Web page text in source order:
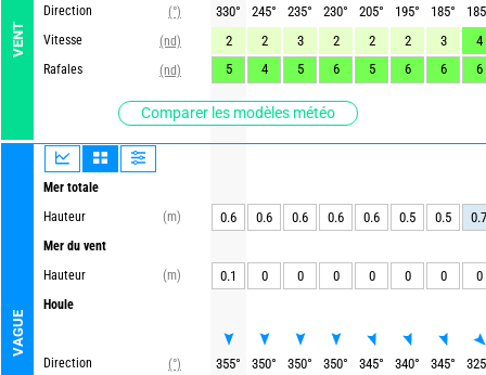
VENT
Direction
(°)
Vitesse
(nd)
Rafales
(nd)
Comparer les modèles météo
VAGUE
Mer totale
Hauteur
(m)
Mer du vent
Hauteur
(m)
Houle
Direction
(°)
330° 245° 235° 230° 205° 195° 185°
185
2
2 3 2 2 2 3
4
5
4 5 6 5 6 6 6
0.6 0.6 0.6 0.6 0.6 0.5 0.5 0.7
0.1 0 0 0 0 0 0 0
355° 350° 350° 350° 345° 340° 345°
325